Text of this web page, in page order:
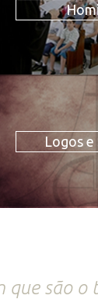
Logos
que são o